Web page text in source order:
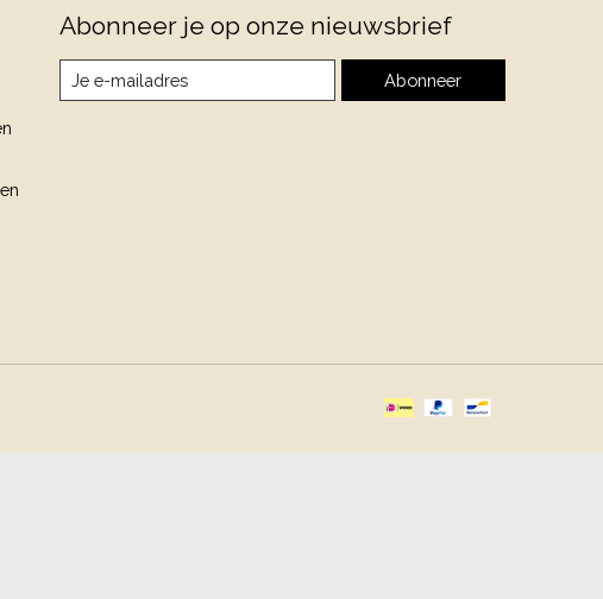
Abonneer je op onze nieuwsbrief
Abonneer